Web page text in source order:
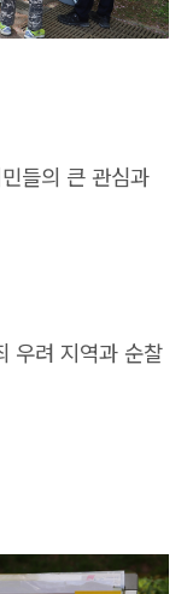
들의 큰 관심과
우려 지역과 순찰